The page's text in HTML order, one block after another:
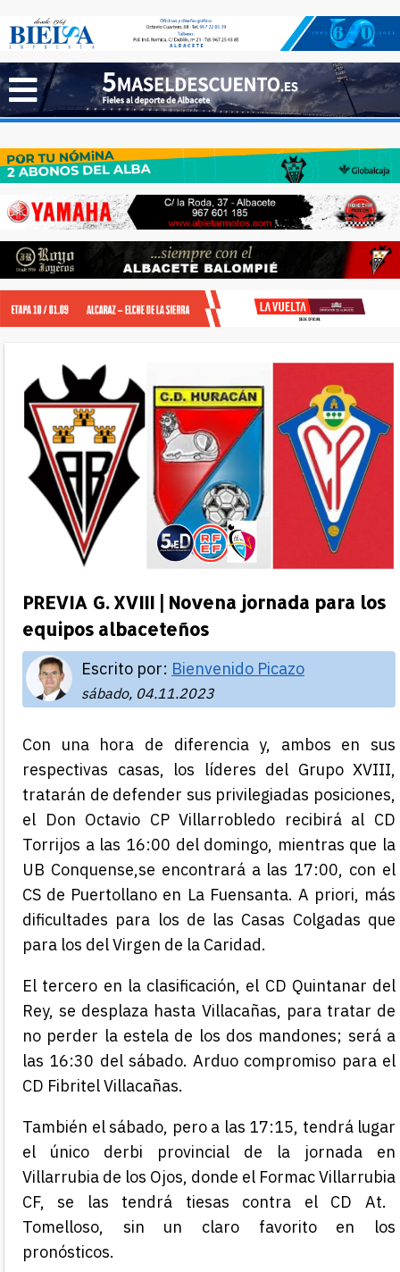
PREVIA G. XVIII | Novena jornada para los
equipos albaceteños
Escrito por: Bienvenido Picazo
sábado, 04.11.2023
Con una hora de diferencia y, ambos en sus
respectivas casas, los líderes del Grupo XVIII,
tratarán de defender sus privilegiadas posiciones,
el Don Octavio CP Villarrobledo recibiráal CD
Torrijos a las 16:00 del domingo, mientras que la
UB Conquense,se encontraráa las 17:00, con el
CS de Puertollano en La Fuensanta. A priori, más
dificultades para los de las Casas Colgadas que
para los del Virgen de la Caridad.
El tercero en la clasificación, el CD Quintanar del
Rey, se desplaza hasta Villacañas, para tratar de
no perder la estela de los dos mandones; será a
las 16:30 del sábado. Arduo compromiso para el
CD FibritelVillacañas.
También el sábado, pero a las 17:15, tendrá lugar
el único derbi provincial de la jornada en
Villarrubia de los Ojos, donde el FormacVillarrubia
CF, se las tendrá tiesas contra el CD At.
Tomelloso, sin un claro favorito en los
pronósticos.